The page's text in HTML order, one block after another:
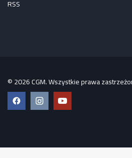
RSS
© 2026 CGM. Wszystkie prawa
FacebookInstagramYouTube